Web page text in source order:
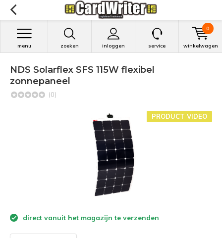
zoeken inloggen
menu service winkelwagen
0
NDS Solarflex SFS 115W flexibel
zonnepaneel
(0)
PRODUCT VIDEO
direct vanuit het magazijn te verzenden